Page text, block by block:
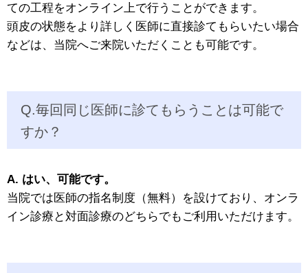
ての工程をオンライン上で行うことができます。
頭皮の状態をより詳しく医師に直接診てもらいたい場合
などは、当院へご来院いただくことも可能です。
Q.毎回同じ医師に診てもらうことは可能で
すか？
A. はい、可能です。
当院では医師の指名制度（無料）を設けており、オンラ
イン診療と対面診療のどちらでもご利用いただけます。